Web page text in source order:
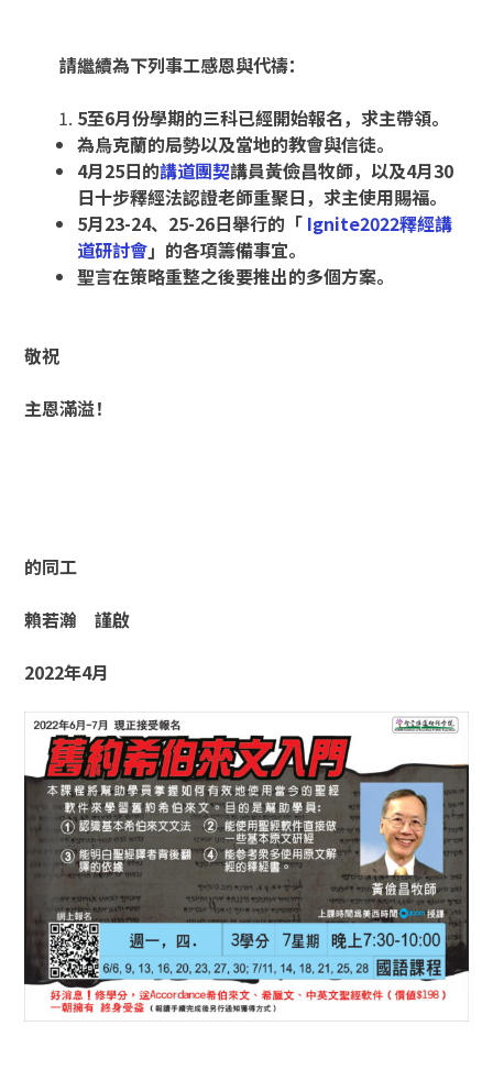
請繼續為下列事工感恩與代禱：
5至6月份學期的三科已經開始報名，求主帶領。
為烏克蘭的局勢以及當地的教會與信徒。
4月25日的講道團契講員黃儉昌牧師，以及4月30
日十步釋經法認證老師重聚日，求主使用賜福。
5月23-24、 25-26日舉行的「 Ignite2022釋經講
道研討會」的各項籌備事宜。
聖言在策略重整之後要推出的多個方案。
敬祝
主恩滿溢！
的同工
賴若瀚 謹啟
2022年4月